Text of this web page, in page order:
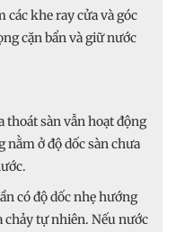
khe ray cửa và góc
cặn bẩn và giữ nước
thoát sàn vẫn hoạt động
ở độ dốc sàn chưa
có độ dốc nhẹ hướng
chảy tự nhiên. Nếu nước